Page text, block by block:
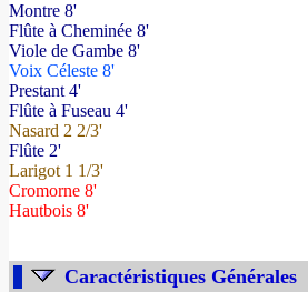
Montre 8'
Flûte à Cheminée 8'
Viole de Gambe 8'
Voix Céleste 8'
Prestant 4'
Flûte à Fuseau 4'
Nasard 2 2/3'
Flûte 2'
Larigot 1 1/3'
Cromorne 8'
Hautbois 8'
Caractéristiques Générales